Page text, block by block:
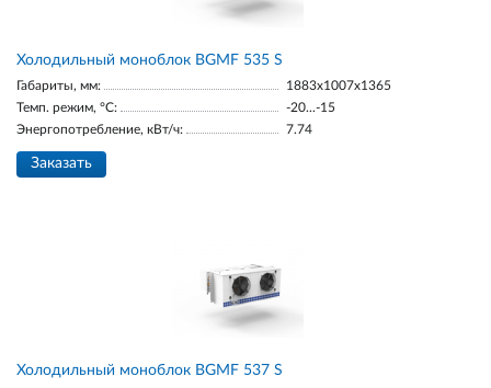
Холодильный моноблок BGМF 535 S
Габариты, мм:
1883х1007х1365
Темп. режим, °С:
-20...-15
Энергопотребление, кВт/ч:
7.74
Заказать
Холодильный моноблок BGМF 537 S